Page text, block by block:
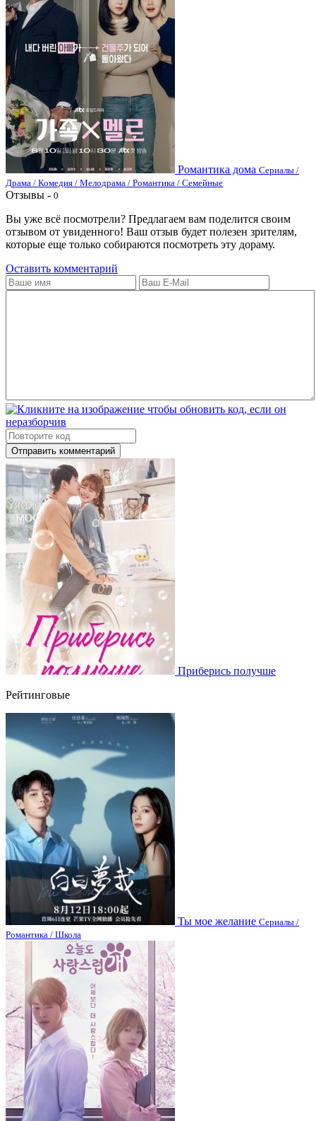
Романтика дома Сериалы /
Драма / Комедия / Мелодрама / Романтика / Семейные
Отзывы - 0
Вы уже всё посмотрели? Предлагаем вам поделится своим
отзывом от увиденного! Ваш отзыв будет полезен зрителям,
которые еще только собираются посмотреть эту дораму.
Оставить комментарий
Отправить комментарий
Приберись получше
Рейтинговые
Ты мое желание Сериалы /
Романтика / Школа